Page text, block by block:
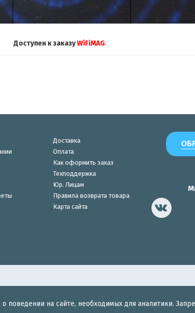
поведении на сайте, необходимых для аналитики.
Доступен к заказуWiFiMAG.
Доставка
Оплата
Как оформить заказ
Техподдержка
Юр. Лицам
Правила возврата товара
Карта сайта